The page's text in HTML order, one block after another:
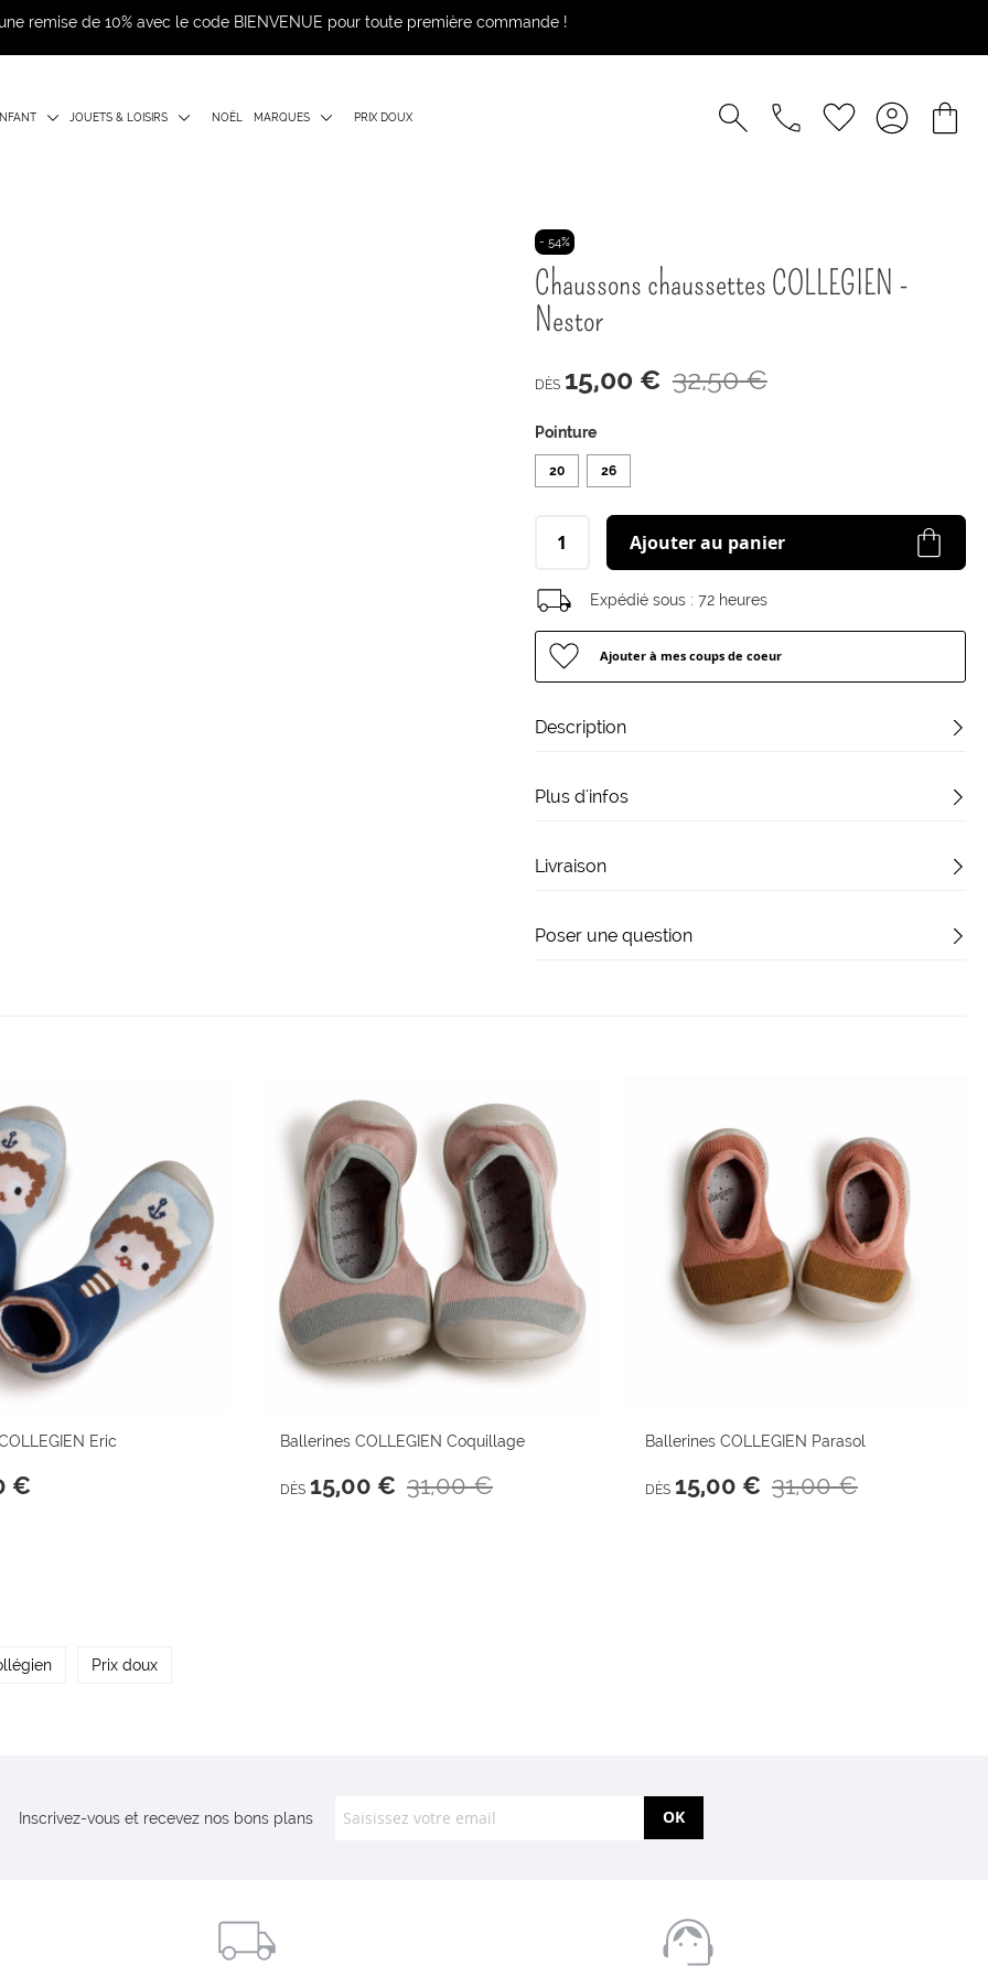
remise de 10% avec le code BIENVENUE pour toute première commande !
JOUETS & LOISIRS NOËL MARQUES PRIX DOUX
- 54%
Chaussons chaussettes COLLEGIEN -
Nestor
DÈS 15,00 € 32,50 €
Pointure
20 26
Ajouter au panier
Expédié sous : 72 heures
Ajouter à mes coups de coeur
Description
Plus d'infos
Livraison
Poser une question
Eric
€
Ballerines COLLEGIEN Coquillage
DÈS 15,00 € 31,00 €
Ballerines COLLEGIEN Parasol
DÈS 15,00 € 31,00 €
Prix doux
Inscrivez-vous et recevez nos bons plans OK